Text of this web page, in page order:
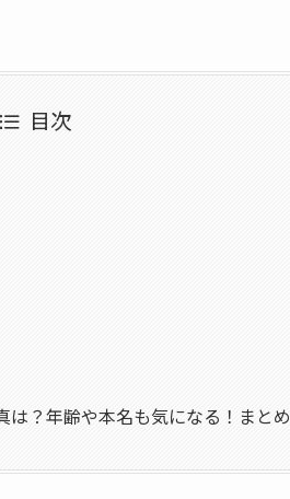
目次
は？年齢や本名も気になる！まとめ